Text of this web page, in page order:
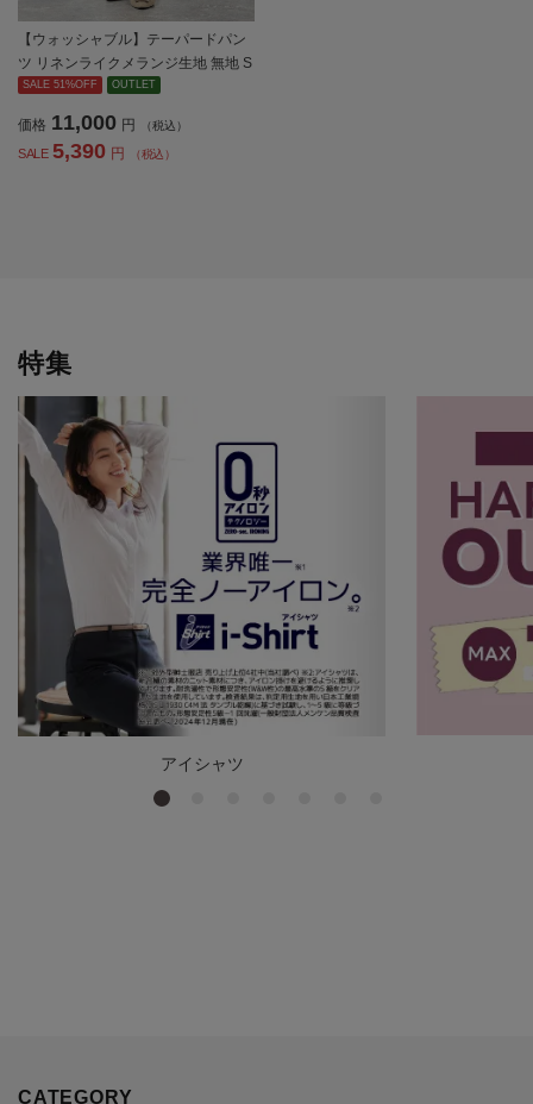
【ウォッシャブル】テーパードパン
ツ リネンライクメランジ生地 無地 S
OFFICE 春夏【レディース】
SALE 51%OFF OUTLET
価格 11,000 円 （税込）
SALE 5,390 円 （税込）
特集
アイシャツ
CATEGORY